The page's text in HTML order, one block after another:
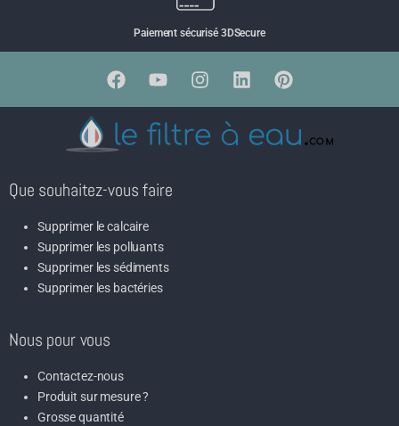
Paiement sécurisé 3DSecure
Que souhaitez-vous faire
Supprimer le calcaire
Supprimer les polluants
Supprimer les sédiments
Supprimer les bactéries
Nous pour vous
Contactez-nous
Produit sur mesure ?
Grosse quantité